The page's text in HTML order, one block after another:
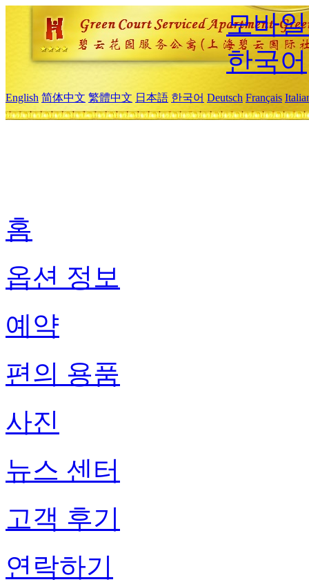
모바
한국어
English 简体中文 繁體中文 日本語 한국어 Deutsch Français
홈
옵션 정보
예약
편의 용품
사진
뉴스 센터
고객 후기
연락하기